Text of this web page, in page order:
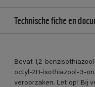
Technische fiche en
Bevat 1,2-
octyl-2H-isothiazool-3-
veroorzaken. Let op! Bij